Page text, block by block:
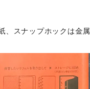
、スナップホックは金属